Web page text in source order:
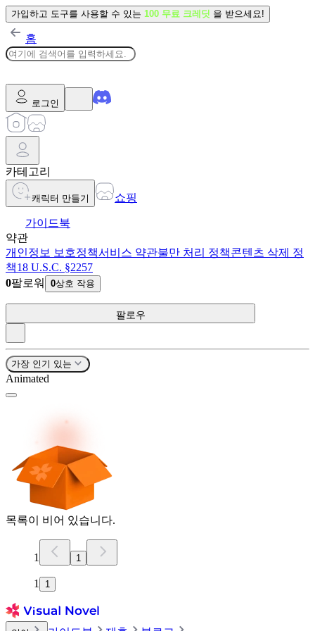
가입하고 도구를 사용할 수 있는 100 무료 크레딧 을 받으세요!
홈
로그인
카테고리
캐릭터 만들기 쇼핑
가이드북
약관
개인정보 보호정책서비스 약관불만 처리 정책콘텐츠 삭제 정
책18 U.S.C. §2257
0팔로워 0상호 작용
팔로우
가장 인기 있는
Animated
목록이 비어 있습니다.
1 1
1 1